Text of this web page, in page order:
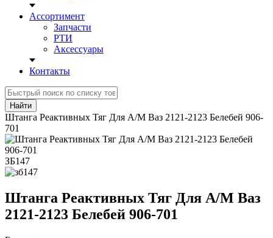
Ассортимент
Запчасти
РТИ
Аксессуары
Контакты
Найти
Штанга Реактивных Тяг Для А/М Ваз 2121-2123 Белебей 906-
701
ЗБ147
Штанга Реактивных Тяг Для А/М Ваз
2121-2123 Белебей 906-701